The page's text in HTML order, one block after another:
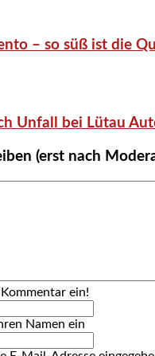
– so süß ist die
Unfall bei Lütau
(erst nach
ein!
Namen ein